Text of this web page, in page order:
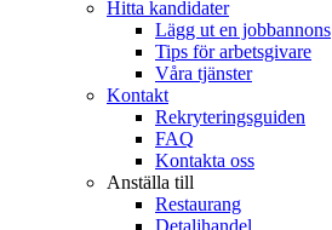
Hitta kandidater
Lägg ut en jobbannons
Tips för arbetsgivare
Våra tjänster
Kontakt
Rekryteringsguiden
FAQ
Kontakta oss
Anställa till
Restaurang
Detaljhandel